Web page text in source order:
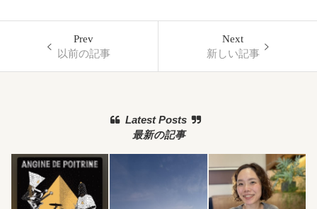
Prev
以前の記事
Next
新しい記事
Latest Posts
最新の記事